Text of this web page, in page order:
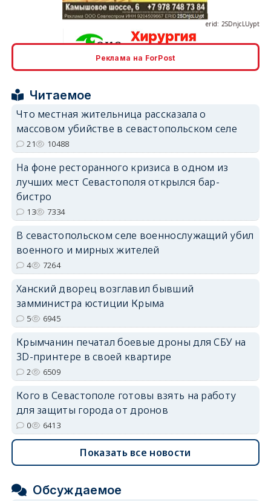
erid: 2SDnjcrDNw6
Реклама на ForPost
Читаемое
Что местная жительница рассказала о
массовом убийстве в севастопольском селе
21 10488
На фоне ресторанного кризиса в одном из
лучших мест Севастополя открылся бар-
бистро
13 7334
В севастопольском селе военнослужащий убил
военного и мирных жителей
4 7264
Ханский дворец возглавил бывший
замминистра юстиции Крыма
5 6945
Крымчанин печатал боевые дроны для СБУ на
3D-принтере в своей квартире
2 6509
Кого в Севастополе готовы взять на работу
для защиты города от дронов
0 6413
Показать все новости
Обсуждаемое